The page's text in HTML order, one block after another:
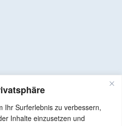
Ihr Surferlebnis zu verbessern,
Inhalte einzusetzen und